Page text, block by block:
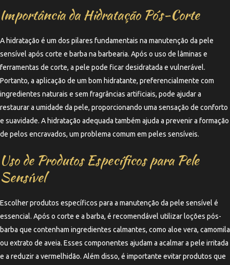
Importância da Hidratação Pós-Corte
A hidratação é um dos pilares fundamentais na manutenção da pele
sensível após corte e barba na barbearia. Após o uso de lâminas e
ferramentas de corte, a pele pode ficar desidratada e vulnerável.
Portanto, a aplicação de um bom hidratante, preferencialmente com
ingredientes naturais e sem fragrâncias artificiais, pode ajudar a
restaurar a umidade da pele, proporcionando uma sensação de conforto
e suavidade. A hidratação adequada também ajuda a prevenir a formação
de pelos encravados, um problema comum em peles sensíveis.
Uso de Produtos Específicos para Pele
Sensível
Escolher produtos específicos para a manutenção da pele sensível é
essencial. Após o corte e a barba, é recomendável utilizar loções pós-
barba que contenham ingredientes calmantes, como aloe vera, camomila
ou extrato de aveia. Esses componentes ajudam a acalmar a pele irritada
e a reduzir a vermelhidão. Além disso, é importante evitar produtos que